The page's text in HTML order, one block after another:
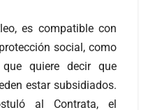
es compatible con
social, como
quiere decir que
estar subsidiados.
al Contrata, el